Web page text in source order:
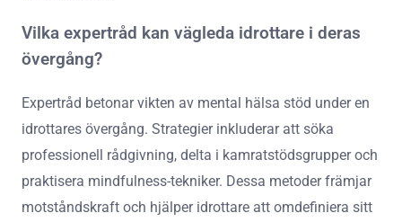
Vilka expertråd kan vägleda idrottare i deras
övergång?
Expertråd betonar vikten av mental hälsa stöd under en
idrottares övergång. Strategier inkluderar att söka
professionell rådgivning, delta i kamratstödsgrupper och
praktisera mindfulness-tekniker. Dessa metoder främjar
motståndskraft och hjälper idrottare att omdefiniera sitt